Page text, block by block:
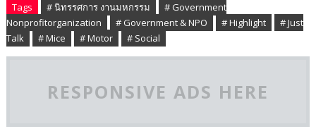
Tags # นิทรรศการ งานมหกรรม
# Government
Nonprofitorganization
# Government & NPO # Highlight
# Just
Talk
# Mice # Motor # Social
RESPONSIVE ADS HERE